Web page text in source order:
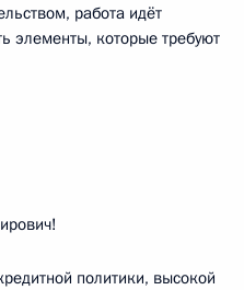
работа идёт
элементы, которые требуют
политики, высокой